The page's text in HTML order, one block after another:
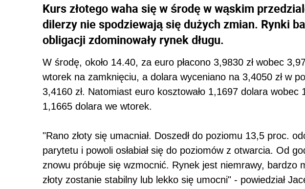
Kurs złotego waha się w środę w wąskim
dilerzy nie spodziewają się dużych zmian. Rynki
obligacji zdominowały rynek długu.
W środę, około 14.40, za euro płacono 3,9830 zł wobec
wtorek na zamknięciu, a dolara wyceniano na 3,4050 zł w
3,4160 zł. Natomiast euro kosztowało 1,1697 dolara wobec
1,1665 dolara we wtorek.
"Rano złoty się umacniał. Doszedł do poziomu 13,5 proc.
parytetu i powoli osłabiał się do poziomów z otwarcia. Od
znowu próbuje się wzmocnić. Rynek jest niemrawy, bardzo
złoty zostanie stabilny lub lekko się umocni" - powiedział